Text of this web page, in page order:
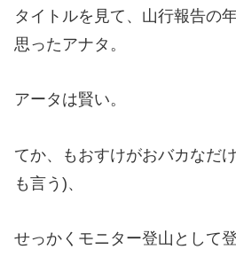
タイトルを見て、山行報告の
思ったアナタ。
アータは賢い。
てか、もおすけがおバカなだ
も言う)、
せっかくモニター登山として